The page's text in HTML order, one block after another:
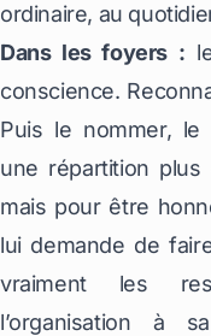
ordinaire, au
Dans les foyers :
conscience.
Puis le nommer, le
une répartition
mais pour être
lui demande de
vraiment les
l’organisation à